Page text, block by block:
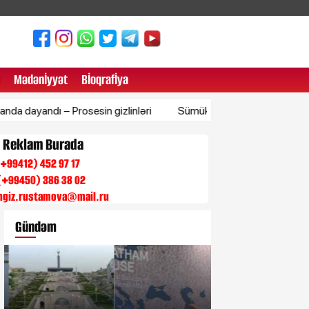
Mədənİyyət Bİoqrafİya
– Prosesin gizlinləri Sümükləri möhkəmləndirən qidalar
Burada
452 97 17
386 38 02
Gündəm